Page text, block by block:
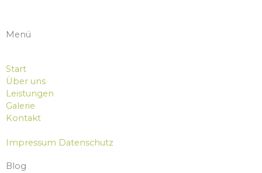
Menü
Start
Über uns
Leistungen
Galerie
Kontakt
Impressum Datenschutz
Blog